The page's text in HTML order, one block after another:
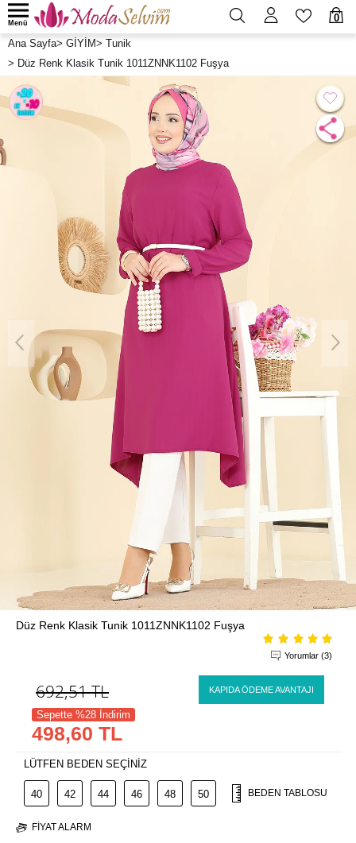
0
Menü
Ana Sayfa> GİYİM> Tunik
> Düz Renk Klasik Tunik 1011ZNNK1102 Fuşya
Düz Renk Klasik Tunik 1011ZNNK1102 Fuşya
Yorumlar (3)
692,51TL KAPIDA ÖDEME AVANTAJI
Sepette %28 İndirim
498,60 TL
LÜTFEN BEDEN SEÇİNİZ
40 42 44 46 48 50 BEDEN TABLOSU
FIYAT ALARM